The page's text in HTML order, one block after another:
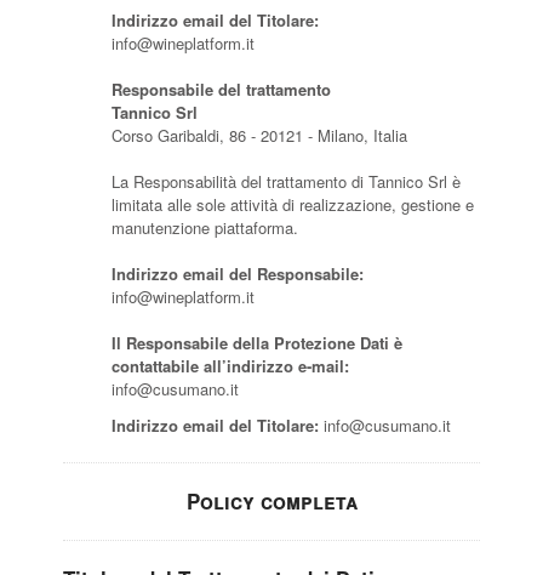
Indirizzo email del Titolare:
info@wineplatform.it
Responsabile del trattamento
Tannico Srl
Corso Garibaldi, 86 - 20121 - Milano, Italia
La Responsabilità del trattamento di Tannico Srl è
limitata alle sole attività di realizzazione, gestione e
manutenzione piattaforma.
Indirizzo email del Responsabile:
info@wineplatform.it
Il Responsabile della Protezione Dati è
contattabile all’indirizzo e-mail:
info@cusumano.it
Indirizzo email del Titolare: info@cusumano.it
Policy completa